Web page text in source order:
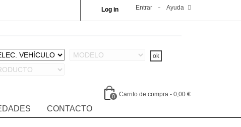
Ayuda
Entrar
Log in
0 Carrito de compra - 0,00 €
CONTACTO